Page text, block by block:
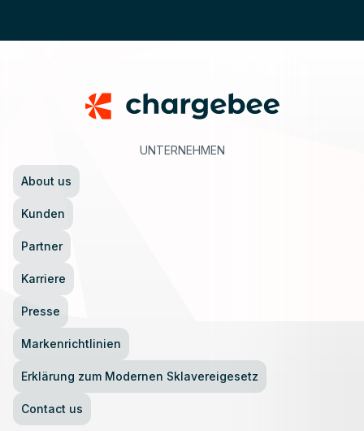
UNTERNEHMEN
About us
Kunden
Partner
Karriere
Presse
Markenrichtlinien
Erklärung zum Modernen Sklavereigesetz
Contact us